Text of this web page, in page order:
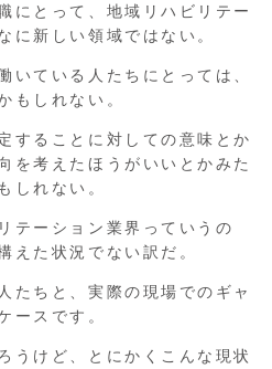
にとって、地域リハビリテー
に新しい領域ではない。
いている人たちにとっては、
もしれない。
することに対しての意味とか
を考えたほうがいいとかみた
しれない。
テーション業界っていうの
えた状況でない訳だ。
たちと、実際の現場でのギャ
ースです。
うけど、とにかくこんな現状